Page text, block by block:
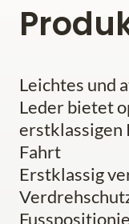
Leichtes und
Leder bietet
erstklassigen
Fahrt
Erstklassig